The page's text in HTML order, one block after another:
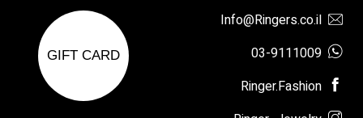
Info@Ringers.co.il
03-9111009
Ringer.Fashion
GIFT CARD